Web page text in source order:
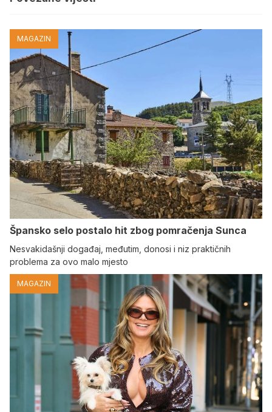
MAGAZIN
Špansko selo postalo hit zbog pomračenja Sunca
Nesvakidašnji događaj, međutim, donosi i niz praktičnih
problema za ovo malo mjesto
MAGAZIN